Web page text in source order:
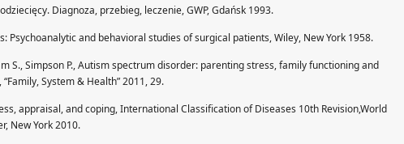
Diagnoza, przebieg, leczenie, GWP, Gdańsk 1993.
Psychoanalytic and behavioral studies of surgical patients, Wiley, New York 1958.
S., Simpson P., Autism spectrum disorder: parenting stress, family functioning and
System & Health” 2011, 29.
appraisal, and coping, International Classification of Diseases 10th Revision,World
New York 2010.